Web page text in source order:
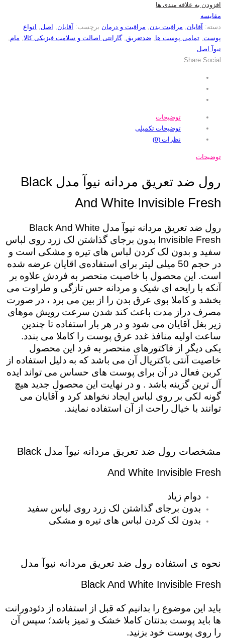
افزودن به علاقه مندی ها
مقایسه
دسته: آقایان مراقبت بدن مراقبت و درمان برچسب: آقایان اصل
انواع
پوست تمامی پوست ها ضدتعریق ,گارانتی اصالت و سلامت فیزیکی کالا مام
نیوآ اصل
Share Social
توضیحات
توضیحات تکمیلی
نظرات (0)
توضیحات
رول ضد تعریق مردانه نیوآ مدل Black
And White Invisible Fresh
رول ضد تعریق مردانه نیوآ مدل Black And White
Invisible Fresh بدون برجای گذاشتن لک زرد روی لباس
سفید و بدون لک کردن لباس های تیره و مشکی است و
در حجم 50 میلی لیتر برای استفاده‌ی اقایان عرضه شده
است. این محصول با خاصیت منحصر به فردش علاوه بر
آنکه با رایحه ای شیک و مردانه حس تازگی و طراوت می
بخشد و کاملا بوی عرق بدن را از بین می برد ، در صورت
مصرف دراز مدت باعث کند شدن سرعت رویش موهای
زیر بغل آقایان می شود و در هر بار استفاده تا چندین
ساعت اولیه منافذ غدد عرق پوست را کاملا می بندد.
یکی دیگر از فاکتورهای منحصر به فرد این محصول
خاصیت آنتی باکتریال آن می باشد که به دلیل استفاده از
کربن فعال در آن برای پوست های حساس می تواند ایده
آل ترین گزینه باشد . و در نهایت این محصول جدید هیچ
گونه لکی بر روی لباس ایجاد نخواهد کرد و آقایان می
توانند با خیال راحت از آن استفاده نمایند.
مشخصات رول ضد تعریق مردانه نیوآ مدل Black
And White Invisible Fresh
دوام زیاد
بدون برجای گذاشتن لک زرد روی لباس سفید
بدون لک کردن لباس های تیره و مشکی
نحوه ی استفاده رول ضد تعریق مردانه نیوآ مدل
Black And White Invisible Fresh
باید این موضوع را بدانیم که قبل از استفاده از دئودورانت
ها باید پوست بدنتان کاملا خشک و تمیز باشد؛ سپس آن
را روی پوست خود بزنید.